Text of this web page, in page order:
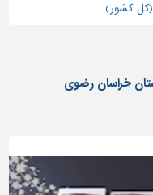
کشور)
خراسان رضوی